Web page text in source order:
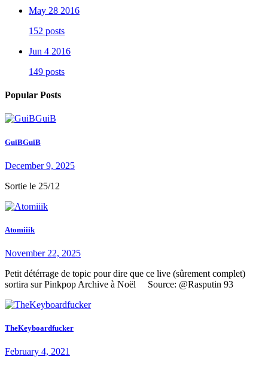
May 28 2016
152 posts
Jun 4 2016
149 posts
Popular Posts
GuiBGuiB
December 9, 2025
Sortie le 25/12
Atomiiik
November 22, 2025
Petit détérrage de topic pour dire que ce live (sûrement complet)
sortira sur Pinkpop Archive à Noël Source: @Rasputin 93
TheKeyboardfucker
February 4, 2021